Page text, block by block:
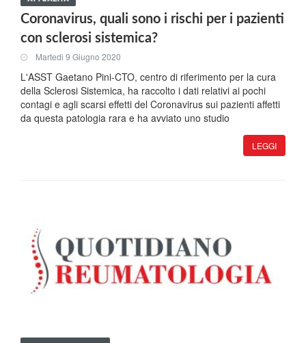
Coronavirus, quali sono i rischi per i pazienti
con sclerosi sistemica?
Martedi 9 Giugno 2020
L'ASST Gaetano Pini-CTO, centro di riferimento per la cura
della Sclerosi Sistemica, ha raccolto i dati relativi ai pochi
contagi e agli scarsi effetti del Coronavirus sui pazienti affetti
da questa patologia rara e ha avviato uno studio
LEGGI